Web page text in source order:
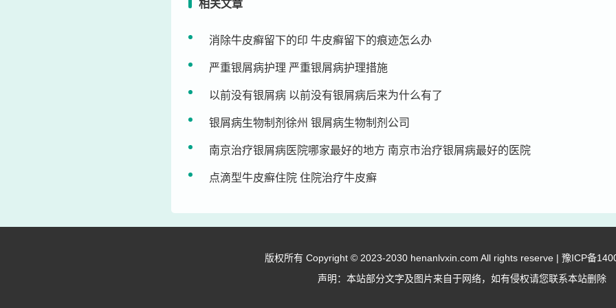
相关文章
消除牛皮癣留下的印 牛皮癣留下的痕迹怎么办
严重银屑病护理 严重银屑病护理措施
以前没有银屑病 以前没有银屑病后来为什么有了
银屑病生物制剂徐州 银屑病生物制剂公司
南京治疗银屑病医院哪家最好的地方 南京市治疗银屑病最好的医院
点滴型牛皮癣住院 住院治疗牛皮癣
版权所有 Copyright © 2023-2030 henanlvxin.com All rights reserve | 豫ICP备
声明：本站部分文字及图片来自于网络，如有侵权请您联系本站删除